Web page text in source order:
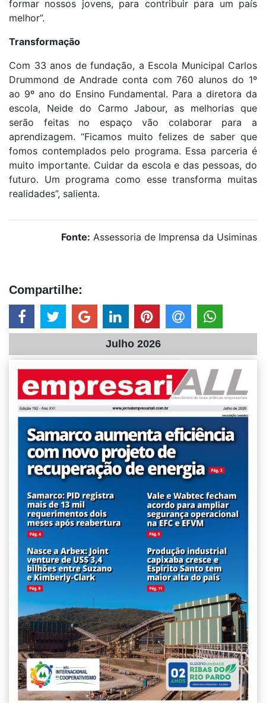
formar nossos jovens, para contribuir para um país
melhor”.
Transformação
Com 33 anos de fundação, a Escola Municipal Carlos
Drummond de Andrade conta com 760 alunos do 1º
ao 9º ano do Ensino Fundamental. Para a diretora da
escola, Neide do Carmo Jabour, as melhorias que
serão feitas no espaço vão colaborar para a
aprendizagem. “Ficamos muito felizes de saber que
fomos contemplados pelo programa. Essa parceria é
muito importante. Cuidar da escola e das pessoas, do
futuro. Um programa como esse transforma muitas
realidades”, salienta.
Fonte: Assessoria de Imprensa da Usiminas
Compartilhe:
Julho 2026